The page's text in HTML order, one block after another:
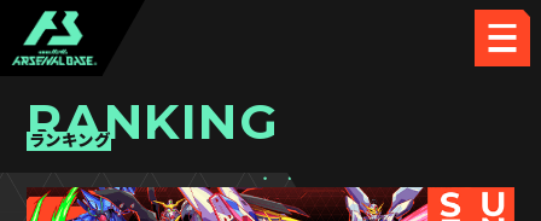
RANKING
ランキング